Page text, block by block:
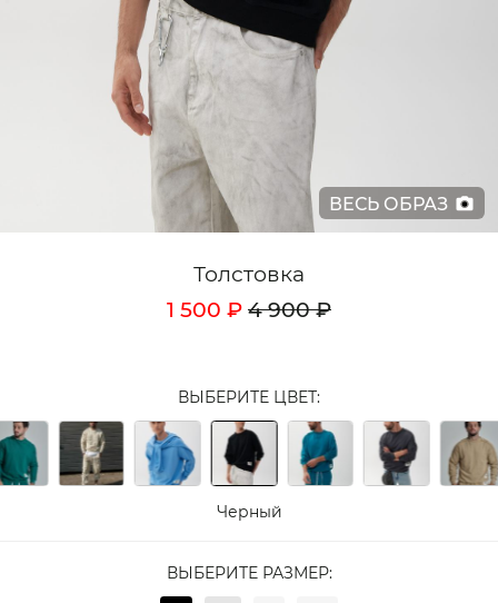
ВЕСЬ ОБРАЗ
Толстовка
1 500 ₽ 4 900 ₽
ВЫБЕРИТЕ ЦВЕТ:
Черный
ВЫБЕРИТЕ РАЗМЕР:
Кардиганы
Комплекты
Лонгсливы
Аксессуары